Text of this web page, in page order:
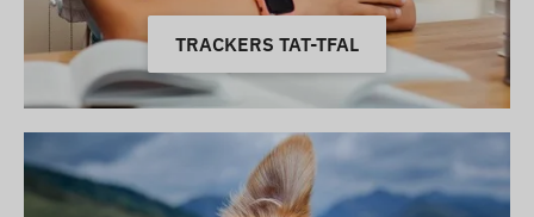
TRACKERS TAT-TFAL